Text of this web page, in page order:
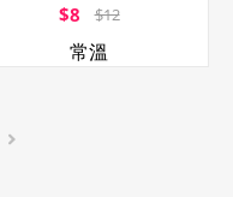
$8 $12
常溫